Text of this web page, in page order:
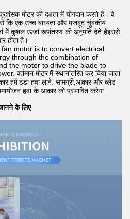
मोटर की दक्षता में योगदान करते हैं। वे
कि एक उच्च बाध्यता और मजबूत चुंबकीय
में कुशल ऊर्जा रूपांतरण की अनुमति देते हैंइससे
होता है।
motor is to convert electrical
through the combination of
the motor to drive the blade to
वर्तमान मोटर में स्थानांतरित कर दिया जाता
हमें ठंडा हवा लाने. सामग्री,आकार और ब्लेड
हवा के आकार को प्रभावित करेगा
के लिए